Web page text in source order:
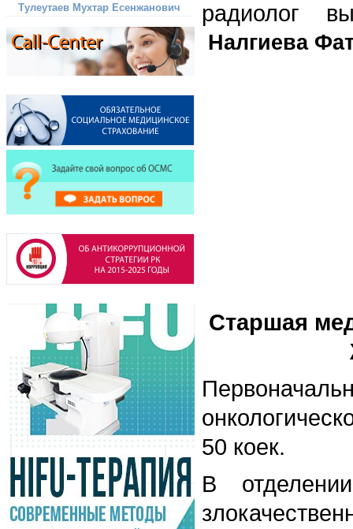
Тулеутаев Мухтар Есенжанович
радиолог
Налгиева
Старшая
50 коек.
В